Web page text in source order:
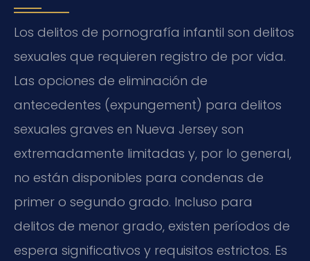
Los delitos de pornografía infantil son delitos
sexuales que requieren registro de por vida.
Las opciones de eliminación de
antecedentes (expungement) para delitos
sexuales graves en Nueva Jersey son
extremadamente limitadas y, por lo general,
no están disponibles para condenas de
primer o segundo grado. Incluso para
delitos de menor grado, existen períodos de
espera significativos y requisitos estrictos. Es